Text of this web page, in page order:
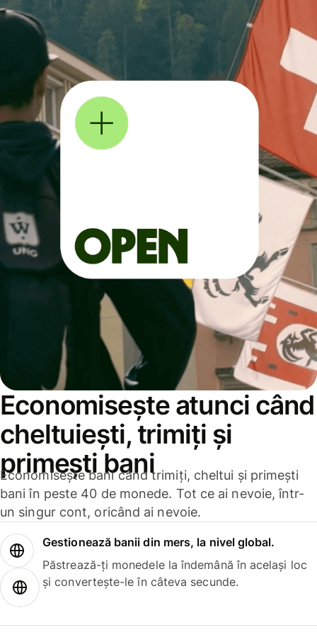
Economisește atunci când
cheltuiești, trimiți și
primești bani
Economisește bani când trimiți, cheltui și primești
bani în peste 40 de monede. Tot ce ai nevoie, într-
un singur cont, oricând ai nevoie.
Gestionează banii din mers, la nivel global.
Păstrează-ți monedele la îndemână în același loc
și convertește-le în câteva secunde.